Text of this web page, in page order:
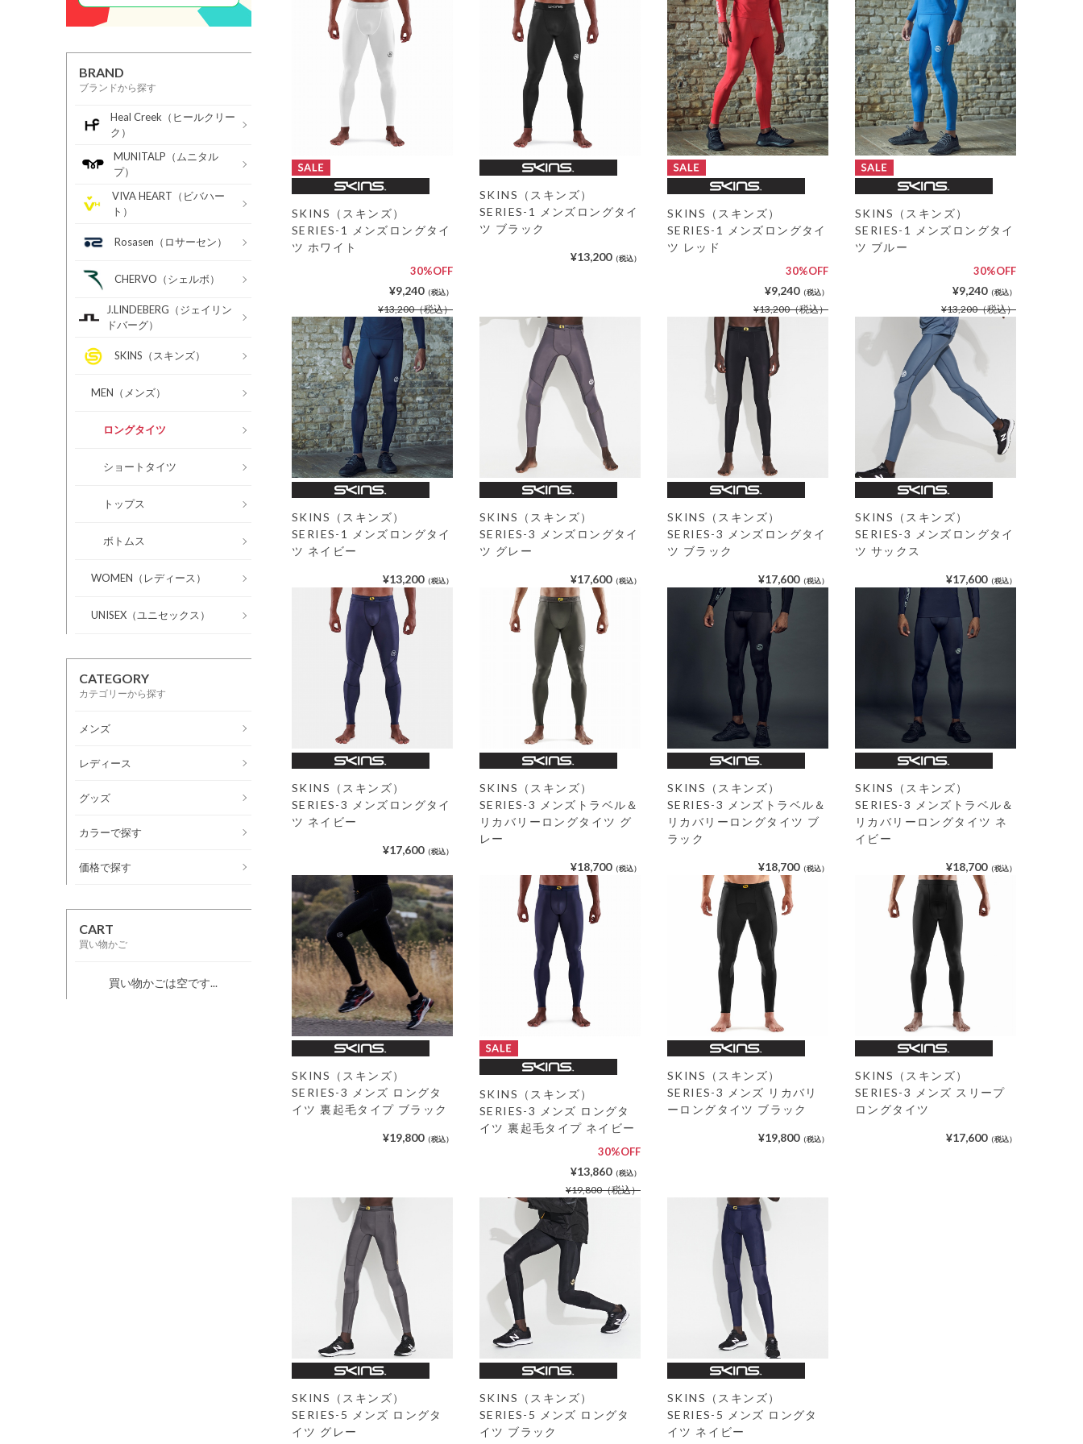
BRAND
ブランドから探す
Heal Creek（ヒールクリー
ク）
MUNITALP（ムニタル
プ）
VIVA HEART（ビバハー
ト）
Rosasen（ロサーセン）
CHERVO（シェルボ）
J.LINDEBERG（ジェイリン
ドバーグ）
SKINS（スキンズ）
MEN（メンズ）
ロングタイツ
ショートタイツ
トップス
ボトムス
WOMEN（レディース）
UNISEX（ユニセックス）
CATEGORY
カテゴリーから探す
メンズ
レディース
グッズ
カラーで探す
価格で探す
CART
買い物かご
買い物かごは空です...
SKINS（スキンズ）
SERIES-1 メンズロングタイ
ツ ホワイト
30%OFF
¥9,240（税込）
¥13,200（税込）
SKINS（スキンズ）
SERIES-1 メンズロングタイ
ツ ブラック
¥13,200（税込）
SKINS（スキンズ）
SERIES-1 メンズロングタイ
ツ レッド
30%OFF
¥9,240（税込）
¥13,200（税込）
SKINS（スキンズ）
SERIES-1 メンズロングタイ
ツ ブルー
30%OFF
¥9,240（税込）
¥13,200（税込）
SKINS（スキンズ）
SERIES-1 メンズロングタイ
ツ ネイビー
¥13,200（税込）
SKINS（スキンズ）
SERIES-3 メンズロングタイ
ツ グレー
¥17,600（税込）
SKINS（スキンズ）
SERIES-3 メンズロングタイ
ツ ブラック
¥17,600（税込）
SKINS（スキンズ）
SERIES-3 メンズロングタイ
ツ サックス
¥17,600（税込）
SKINS（スキンズ）
SERIES-3 メンズロングタイ
ツ ネイビー
¥17,600（税込）
SKINS（スキンズ）
SERIES-3 メンズトラベル＆
リカバリーロングタイツ グ
レー
¥18,700（税込）
SKINS（スキンズ）
SERIES-3 メンズトラベル＆
リカバリーロングタイツ ブ
ラック
¥18,700（税込）
SKINS（スキンズ）
SERIES-3 メンズトラベル＆
リカバリーロングタイツ ネ
イビー
¥18,700（税込）
SKINS（スキンズ）
SERIES-3 メンズ ロングタ
イツ 裏起毛タイプ ブラック
¥19,800（税込）
SKINS（スキンズ）
SERIES-3 メンズ ロングタ
イツ 裏起毛タイプ ネイビー
30%OFF
¥13,860（税込）
¥19,800（税込）
SKINS（スキンズ）
SERIES-3 メンズ リカバリ
ーロングタイツ ブラック
¥19,800（税込）
SKINS（スキンズ）
SERIES-3 メンズ スリープ
ロングタイツ
¥17,600（税込）
SKINS（スキンズ）
SERIES-5 メンズ ロングタ
イツ グレー
SKINS（スキンズ）
SERIES-5 メンズ ロングタ
イツ ブラック
SKINS（スキンズ）
SERIES-5 メンズ ロングタ
イツ ネイビー